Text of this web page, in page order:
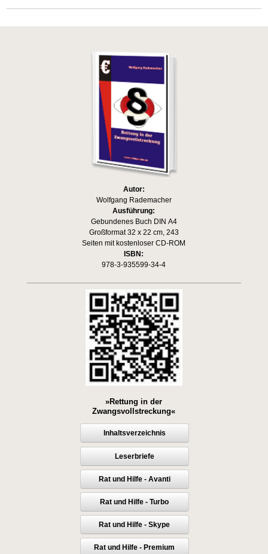
Autor:
Wolfgang Rademacher
Ausführung:
Gebundenes Buch DIN A4
Großformat 32 x 22 cm, 243
Seiten mit kostenloser CD-ROM
ISBN:
978-3-935599-34-4
»Rettung in der
Zwangsvollstreckung«
Inhaltsverzeichnis
Leserbriefe
Rat und Hilfe - Avanti
Rat und Hilfe - Turbo
Rat und Hilfe - Skype
Rat und Hilfe - Premium